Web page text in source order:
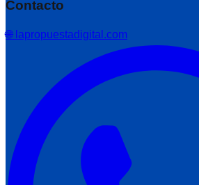
Contacto
🌐 lapropuestadigital.com